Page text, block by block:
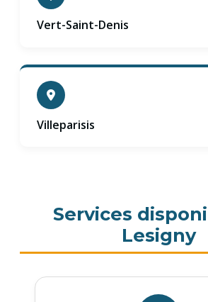
Vert-Saint-Denis
Villeparisis
Services
Lesigny